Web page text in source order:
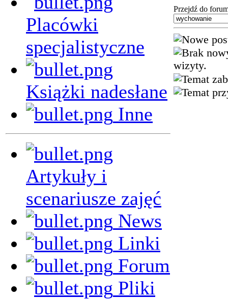
Placówki
specjalistyczne
Książki nadesłane
Inne
Artykuły i
scenariusze zajęć
News
Linki
Forum
Pliki
Przejdź do
wizyty.